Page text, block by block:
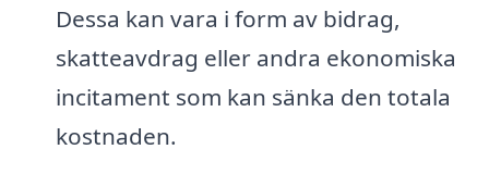
Dessa kan vara i form av bidrag,
skatteavdrag eller andra ekonomiska
incitament som kan sänka den totala
kostnaden.